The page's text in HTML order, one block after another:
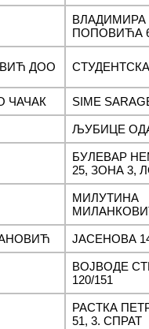
ВЛАДИМИРА
ПОПОВИЋА
ДОО СТУДЕНТСКА
ЧАЧАК SIME
ЉУБИЦЕ
БУЛЕВАР
25, ЗОНА 3,
МИЛУТИНА
ЈАСЕНОВА
ВОЈВОДЕ
120/151
РАСТКА
51, 3. СПРАТ